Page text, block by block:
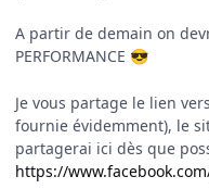
A partir de demain on
PERFORMANCE 😎
Je vous partage le lien
fournie évidemment), le
partagerai ici dès que
https://